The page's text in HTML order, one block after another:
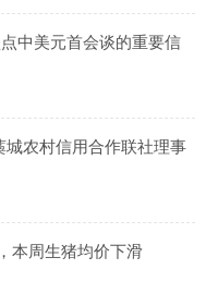
中美元首会谈的重要信
农村信用合作联社理事
本周生猪均价下滑